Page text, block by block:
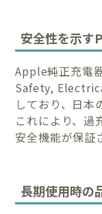
安全性を示す
Apple純正充電
Safety,
しており、日本
これにより、過
安全機能が保証
長期使用時の